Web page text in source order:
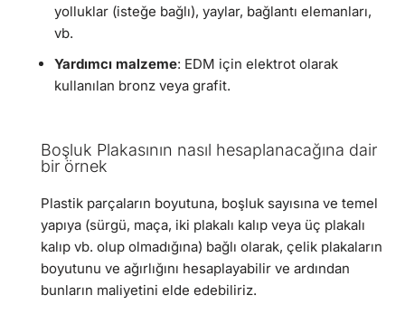
yolluklar (isteğe bağlı), yaylar, bağlantı elemanları,
vb.
Yardımcı malzeme: EDM için elektrot olarak
kullanılan bronz veya grafit.
Boşluk Plakasının nasıl hesaplanacağına dair
bir örnek
Plastik parçaların boyutuna, boşluk sayısına ve temel
yapıya (sürgü, maça, iki plakalı kalıp veya üç plakalı
kalıp vb. olup olmadığına) bağlı olarak, çelik plakaların
boyutunu ve ağırlığını hesaplayabilir ve ardından
bunların maliyetini elde edebiliriz.